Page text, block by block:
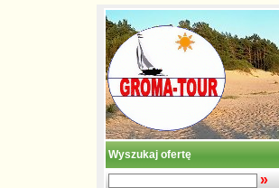
Wyszukaj ofertę
»